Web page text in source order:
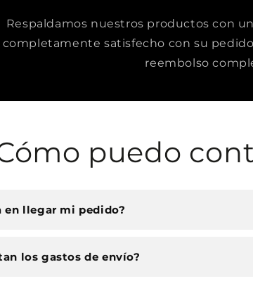
Respaldamos nuestros productos con
completamente satisfecho con su
reembolso
puedo
en llegar mi pedido?
los gastos de envío?